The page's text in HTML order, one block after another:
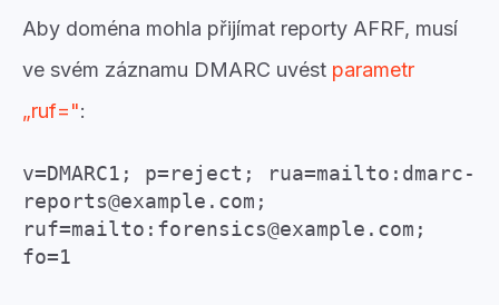
Aby doména mohla přijímat reporty AFRF, musí
ve svém záznamu DMARC uvést parametr
„ruf=":
v=DMARC1; p=reject; rua=mailto:dmarc-
reports@example.com;
ruf=mailto:forensics@example.com;
fo=1